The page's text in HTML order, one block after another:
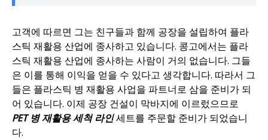
고객에 따르면 그는 친구들과 함께 공장을 설립하여 플라
스틱 재활용 산업에 종사하고 있습니다. 콩고에서는 플라
스틱 재활용 산업에 종사하는 사람이 거의 없습니다. 그들
은 이를 통해 이익을 얻을 수 있다고 생각합니다. 따라서 그
들은 플라스틱 병 재활용 사업을 파트너로 삼을 준비가 되
어 있습니다. 이제 공장 건설이 막바지에 이르렀으므로
PET 병 재활용 세척 라인세트를 주문할 준비가 되었습니
다.